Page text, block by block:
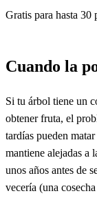
Gratis para hasta 30
Cuando la
Si tu árbol tiene un
obtener fruta, el
tardías pueden
mantiene alejadas a
unos años antes de
vecería (una